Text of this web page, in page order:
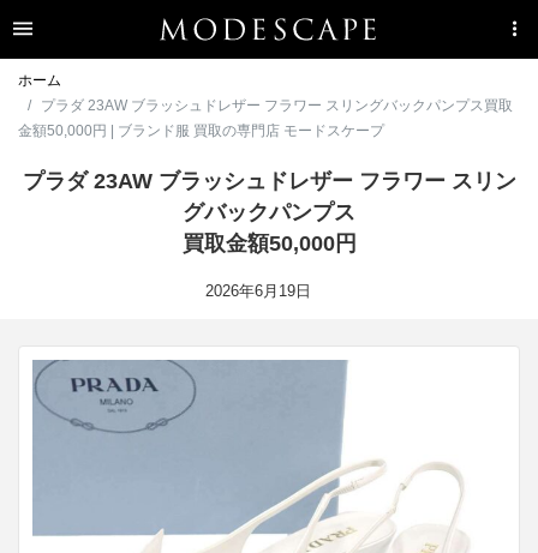
ホーム
プラダ 23AW ブラッシュドレザー フラワー スリングバックパンプス買取
金額50,000円 | ブランド服 買取の専門店 モードスケープ
プラダ 23AW ブラッシュドレザー フラワー スリン
グバックパンプス
買取金額50,000円
2026年6月19日